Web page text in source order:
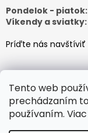
Tento web
prechádzaním
používaním.
Pondelok - piatok:
Víkendy a sviatky:
Príďte nás navštíviť